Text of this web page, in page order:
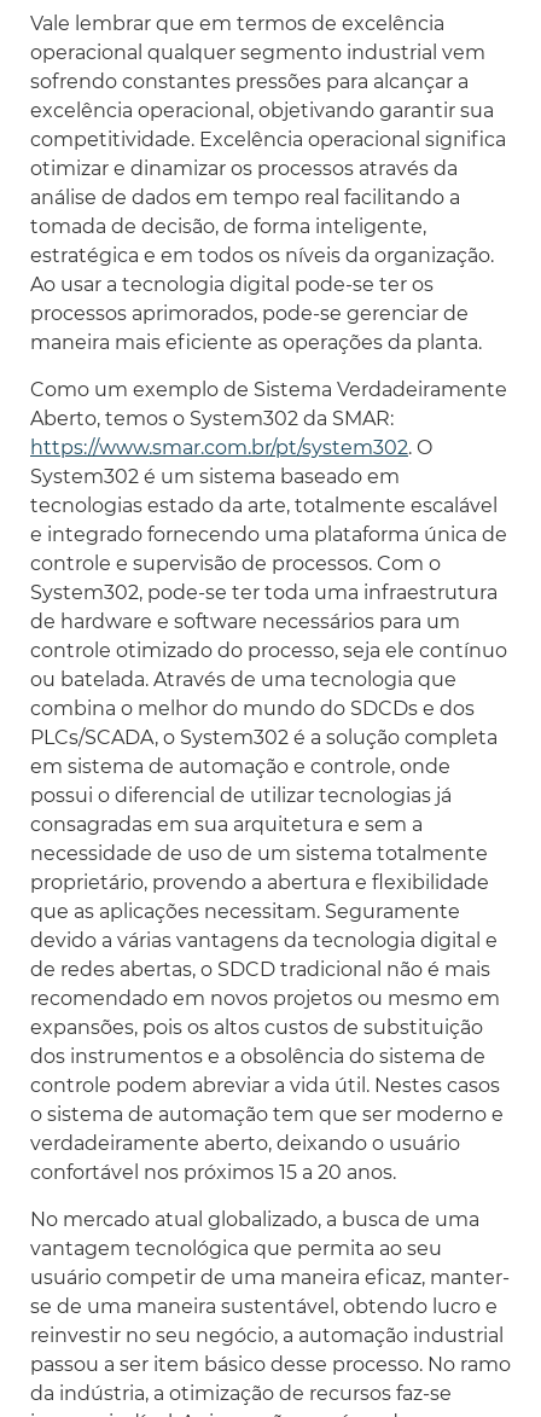
Vale lembrar que em termos de excelência
operacional qualquer segmento industrial vem
sofrendo constantes pressões para alcançar a
excelência operacional, objetivando garantir sua
competitividade. Excelência operacional significa
otimizar e dinamizar os processos através da
análise de dados em tempo real facilitando a
tomada de decisão, de forma inteligente,
estratégica e em todos os níveis da organização.
Ao usar a tecnologia digital pode-se ter os
processos aprimorados, pode-se gerenciar de
maneira mais eficiente as operações da planta.
Como um exemplo de Sistema Verdadeiramente
Aberto, temos o System302 da SMAR:
https://www.smar.com.br/pt/system302. O
System302 é um sistema baseado em
tecnologias estado da arte, totalmente escalável
e integrado fornecendo uma plataforma única de
controle e supervisão de processos. Com o
System302, pode-se ter toda uma infraestrutura
de hardware e software necessários para um
controle otimizado do processo, seja ele contínuo
ou batelada. Através de uma tecnologia que
combina o melhor do mundo do SDCDs e dos
PLCs/SCADA, o System302 é a solução completa
em sistema de automação e controle, onde
possui o diferencial de utilizar tecnologias já
consagradas em sua arquitetura e sem a
necessidade de uso de um sistema totalmente
proprietário, provendo a abertura e flexibilidade
que as aplicações necessitam. Seguramente
devido a várias vantagens da tecnologia digital e
de redes abertas, o SDCD tradicional não é mais
recomendado em novos projetos ou mesmo em
expansões, pois os altos custos de substituição
dos instrumentos e a obsolência do sistema de
controle podem abreviar a vida útil. Nestes casos
o sistema de automação tem que ser moderno e
verdadeiramente aberto, deixando o usuário
confortável nos próximos 15 a 20 anos.
No mercado atual globalizado, a busca de uma
vantagem tecnológica que permita ao seu
usuário competir de uma maneira eficaz, manter-
se de uma maneira sustentável, obtendo lucro e
reinvestir no seu negócio, a automação industrial
passou a ser item básico desse processo. No ramo
da indústria, a otimização de recursos faz-se